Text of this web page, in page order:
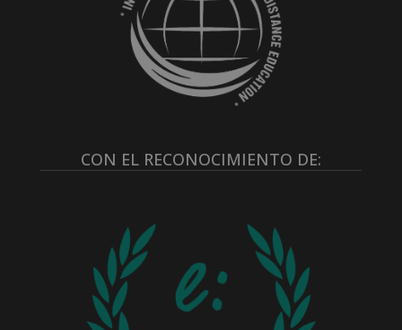
CON EL RECONOCIMIENTO DE: